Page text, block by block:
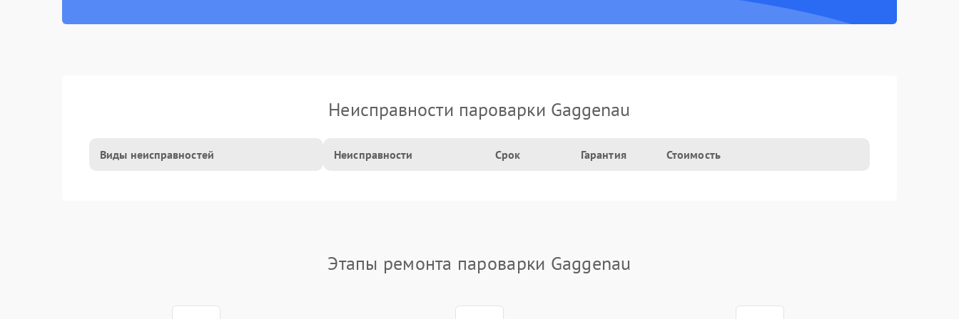
Неисправности пароварки Gaggenau
Виды неисправностей Неисправности Срок Гарантия Стоимость
Этапы ремонта пароварки Gaggenau